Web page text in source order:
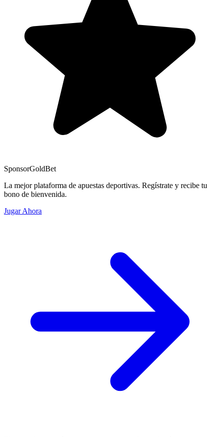
SponsorGoldBet
La mejor plataforma de apuestas deportivas. Regístrate y recibe tu
bono de bienvenida.
Jugar Ahora